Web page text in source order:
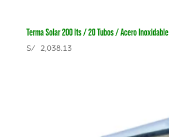
Terma Solar 200 lts / 20 Tubos / Acero Inoxidable
S/2,038.13